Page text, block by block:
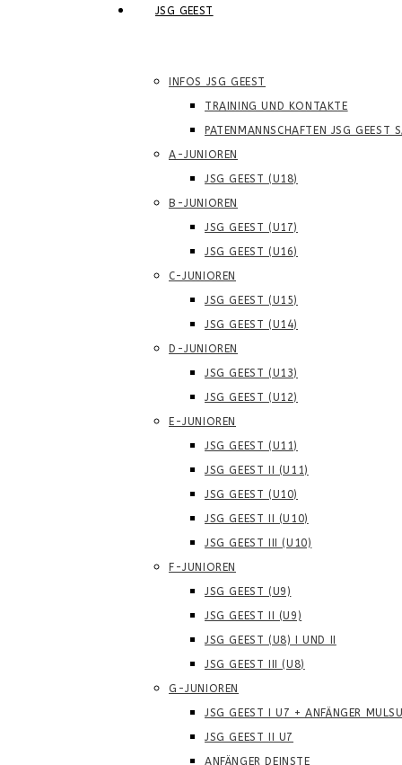
JSG GEEST
INFOS JSG GEEST
TRAINING UND KONTAKTE
PATENMANNSCHAFTEN JSG
A-JUNIOREN
JSG GEEST (U18)
B-JUNIOREN
JSG GEEST (U17)
JSG GEEST (U16)
C-JUNIOREN
JSG GEEST (U15)
JSG GEEST (U14)
D-JUNIOREN
JSG GEEST (U13)
JSG GEEST (U12)
E-JUNIOREN
JSG GEEST (U11)
JSG GEEST II (U11)
JSG GEEST (U10)
JSG GEEST II (U10)
JSG GEEST III (U10)
F-JUNIOREN
JSG GEEST (U9)
JSG GEEST II (U9)
JSG GEEST (U8) I UND II
JSG GEEST III (U8)
G-JUNIOREN
JSG GEEST I U7 + ANFÄNGER
JSG GEEST II U7
ANFÄNGER DEINSTE